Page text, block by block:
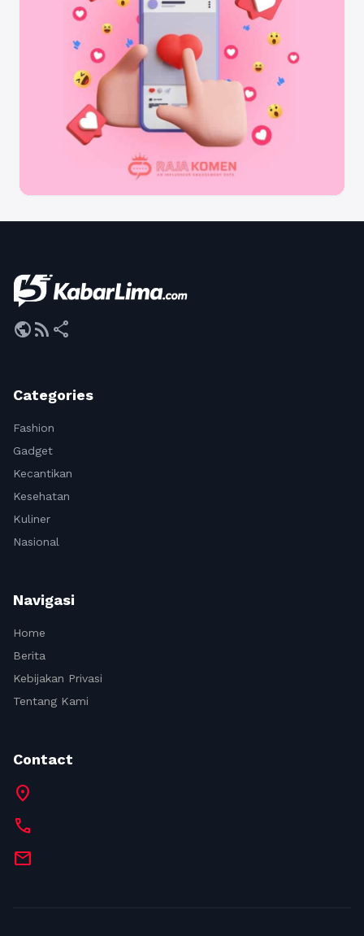
publicrss_feed share
Categories
Fashion
Gadget
Kecantikan
Kesehatan
Kuliner
Nasional
Navigasi
Home
Berita
Kebijakan Privasi
Tentang Kami
Contact
location_on
call
mail